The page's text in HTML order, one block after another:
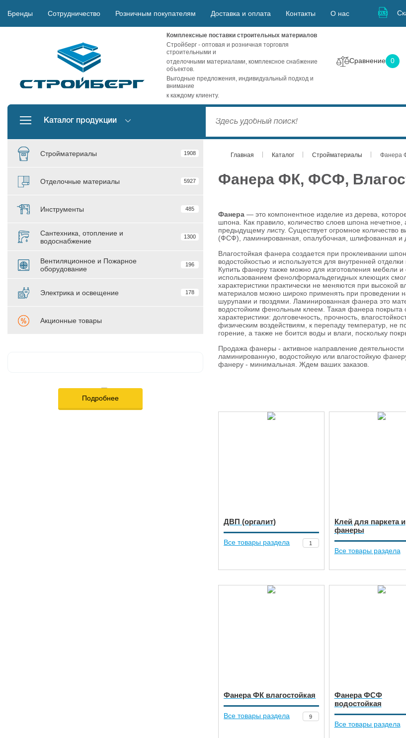
Бренды Сотрудничество Розничным покупателям Доставка и оплата Контакты О нас
Комплексные поставки строительных материалов
Стройберг - оптовая и розничная торговля
строительными и
отделочными материалами, комплексное снабжение
объектов.
Выгодные предложения, индивидуальный подход и
внимание
к каждому клиенту.
Сравнение 0
Каталог продукции
Стройматериалы 1908
Отделочные материалы 5927
Инструменты 485
Сантехника, отопление и
водоснабжение
1300
Вентиляционное и Пожарное
оборудование
196
Электрика и освещение 178
Акционные товары
Подробнее
Главная Каталог Стройматериалы Фанера
Фанера ФК, ФСФ,
Фанера— это компонентное изделие из дерева,
шпона. Как правило, количество слоев шпона
предыдущему листу. Существует огромное количество
(ФСФ), ламинированная, опалубочная, шлифованная и
Влагостойкая фанера создается при проклеивании
водостойкостью и используется для внутренней
Купить фанеру также можно для изготовления мебели
использованием фенолформальдегидных клеющих
характеристики практически не меняются при высокой
материалов можно широко применять при проведении
шурупами и гвоздями. Ламинированная фанера это
водостойким фенольным клеем. Такая фанера покрыта
характеристики: долговечность, прочность,
физическим воздействиям, к перепаду температур,
горение, а также не боится воды и влаги, поскольку
Продажа фанеры - активное направление
ламинированную, водостойкую или влагостойкую
фанеру - минимальная. Ждем ваших заказов.
ДВП (оргалит)
Все товары раздела 1
Клей для паркета и
фанеры
Все товары раздела
Фанера ФК влагостойкая
Все товары раздела 9
Фанера ФСФ
водостойкая
Все товары раздела